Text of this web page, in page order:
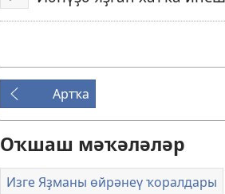
Уйнатыу
Артҡа
Оҡшаш мәҡәләләр
Изге Яҙманы өйрәнеү ҡоралдары